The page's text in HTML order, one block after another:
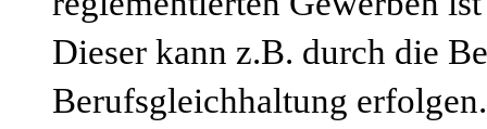
Dieser kann z.B. durch die
Berufsgleichhaltung erfolgen.